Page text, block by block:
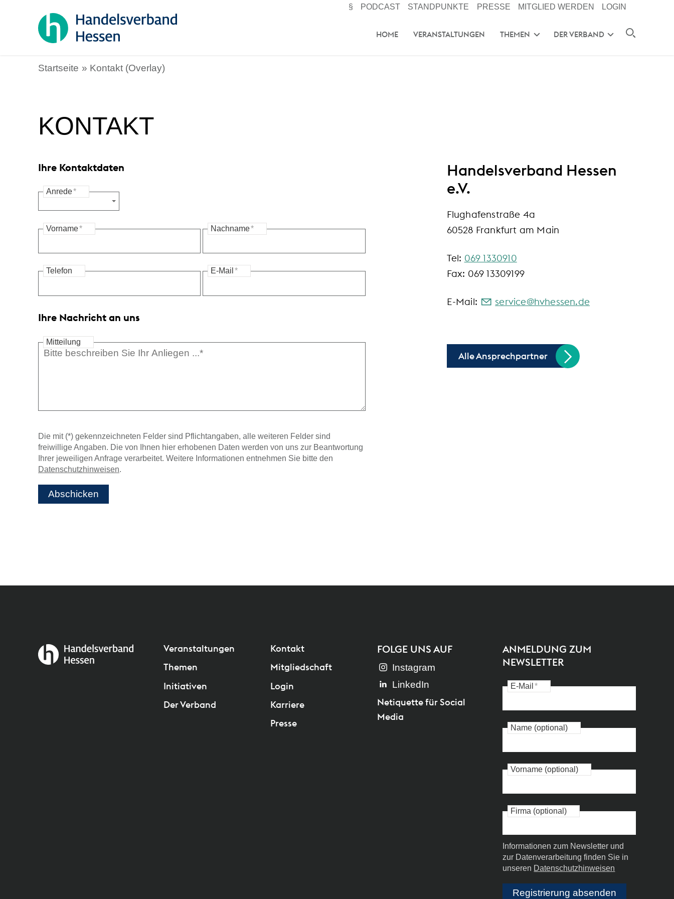
§ PODCAST STANDPUNKTE PRESSE MITGLIED WERDEN LOGIN
HOME VERANSTALTUNGEN THEMEN DER VERBAND
Startseite Kontakt (Overlay)
KONTAKT
Ihre Kontaktdaten
Anrede*
Vorname* Nachname*
Telefon E-Mail *
Ihre Nachricht an uns
Mitteilung
Die mit (*) gekennzeichneten Felder sind Pflichtangaben, alle weiteren Felder sind
freiwillige Angaben. Die von Ihnen hier erhobenen Daten werden von uns zur Beantwortung
Ihrer jeweiligen Anfrage verarbeitet. Weitere Informationen entnehmen Sie bitte den
Datenschutzhinweisen.
Abschicken
Handelsverband Hessen
e.V.
Flughafenstraße 4a
60528 Frankfurt am Main
Tel: 069 1330910
Fax: 069 13309199
E-Mail: s rvc hvh ss n d
Alle Ansprechpartner
Veranstaltungen
Themen
Initiativen
Der Verband
Kontakt
Mitgliedschaft
Login
Karriere
Presse
FOLGE UNS AUF
Instagram
LinkedIn
Netiquette für Social
Media
ANMELDUNG ZUM
NEWSLETTER
E-Mail *
Name (optional)
Vorname (optional)
Firma (optional)
Informationen zum Newsletter und
zur Datenverarbeitung finden Sie in
unseren Datenschutzhinweisen
Registrierung absenden